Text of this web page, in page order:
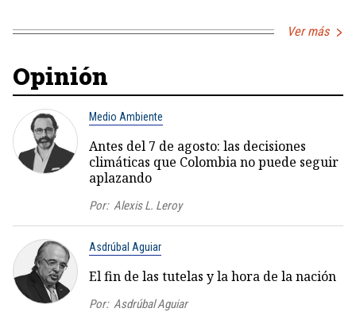
Ver más
Opinión
Medio Ambiente
Antes del 7 de agosto: las decisiones
climáticas que Colombia no puede seguir
aplazando
Por: Alexis L. Leroy
Asdrúbal Aguiar
El fin de las tutelas y la hora de la nación
Por: Asdrúbal Aguiar